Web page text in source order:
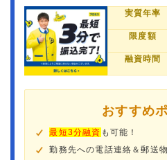
実質年率
限度額
融資時間
おすすめ
最短3分融資 も可能！
勤務先への電話連絡＆郵送